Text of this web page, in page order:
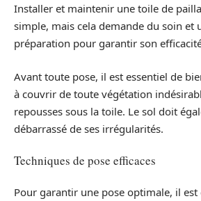
Installer et maintenir une toile de
simple, mais cela demande du soin et
préparation pour garantir son
Avant toute pose, il est essentiel de
à couvrir de toute végétation
repousses sous la toile. Le sol doit
débarrassé de ses irrégularités.
Techniques de pose efficaces
Pour garantir une pose optimale, il est